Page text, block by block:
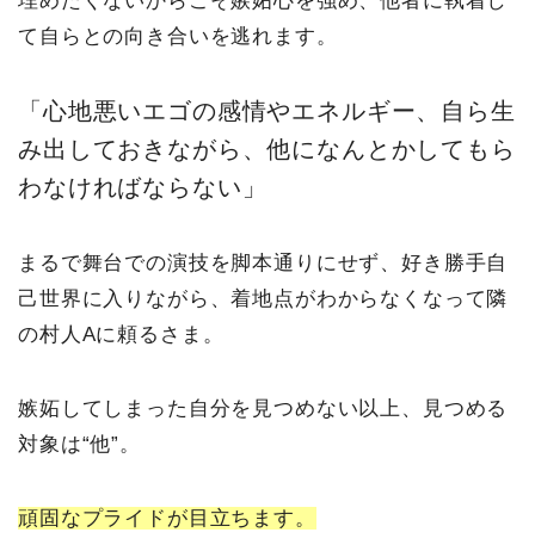
て自らとの向き合いを逃れます。
「心地悪いエゴの感情やエネルギー、自ら生
み出しておきながら、他になんとかしてもら
わなければならない」
まるで舞台での演技を脚本通りにせず、好き勝手自
己世界に入りながら、着地点がわからなくなって隣
の村人Aに頼るさま。
嫉妬してしまった自分を見つめない以上、見つめる
対象は“他”。
頑固なプライドが目立ちます。